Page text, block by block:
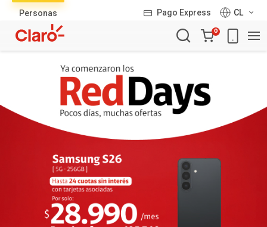
Personas Pago Express
CL
Carro
de
0
productos